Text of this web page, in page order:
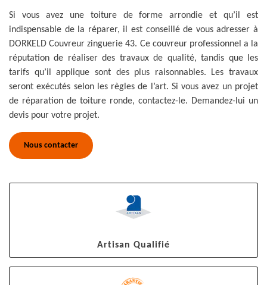
Si vous avez une toiture de forme arrondie et qu’il est
indispensable de la réparer, il est conseillé de vous adresser à
DORKELD Couvreur zinguerie 43. Ce couvreur professionnel a la
réputation de réaliser des travaux de qualité, tandis que les
tarifs qu’il applique sont des plus raisonnables. Les travaux
seront exécutés selon les règles de l’art. Si vous avez un projet
de réparation de toiture ronde, contactez-le. Demandez-lui un
devis pour votre projet.
Nous contacter
Artisan Qualifié